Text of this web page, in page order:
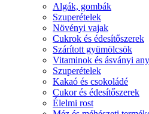
Algák, gombák
Szuperételek
Növényi vajak
Cukrok és édesítőszerek
Szárított gyümölcsök
Vitaminok és ásványi
Szuperételek
Kakaó és csokoládé
Cukor és édesítőszerek
Élelmi rost